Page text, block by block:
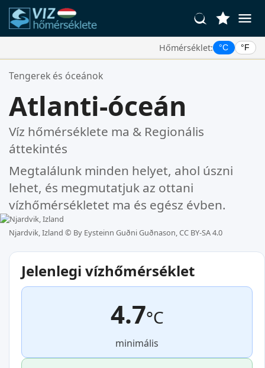
Hőmérséklet: °C °F
Kedvenc Helyszínei:
Tengerek és óceánok
Atlanti-óceán
Víz hőmérséklete ma & Regionális
áttekintés
Megtalálunk minden helyet, ahol úszni
lehet, és megmutatjuk az ottani
vízhőmérsékletet ma és egész évben.
Njardvik, Izland © By Eysteinn Guðni Guðnason, CC BY-SA 4.0
Jelenlegi vízhőmérséklet
4.7°C
minimális